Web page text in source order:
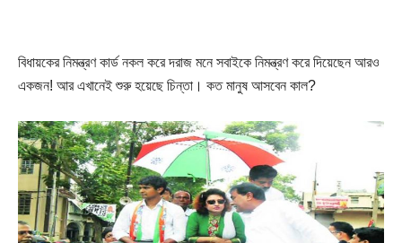
বিধায়কের নিমন্ত্রণ কার্ড নকল করে দরাজ মনে সবাইকে নিমন্ত্রণ করে দিয়েছেন আরও
একজন! আর এখানেই শুরু হয়েছে চিন্তা। কত মানুষ আসবেন কাল?